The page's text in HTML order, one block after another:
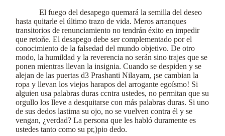
El fuego del desapego quemará la semilla del deseo
hasta quitarle el último trazo de vida. Meros arranques
transitorios de renunciamiento no tendrán éxito en impedir
que retoñe. El desapego debe ser complementado por el
conocimiento de la falsedad del mundo objetivo. De otro
modo, la humildad y la reverencia no serán sino trajes que se
ponen mientras llevan la insignia. Cuando se despiden y se
alejan de las puertas d3 Prashanti Nilayam, ¡se cambian la
ropa y llevan los viejos harapos del arrogante egoísmo! Si
alguien usa palabras duras ccntra ustedes, no permitan que su
orgullo los lleve a desquitarse con más palabras duras. Si uno
de sus dedos lastima su ojo, no se vuelven contra él y se
vengan, ¿verdad? La persona que les habló duramente es
ustedes tanto como su pr,)pio dedo.